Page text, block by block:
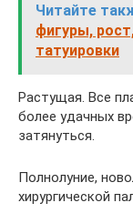
Читайте
фигуры,
татуировки
Растущая. Все
более удачных
затянуться.
Полнолуние,
хирургической